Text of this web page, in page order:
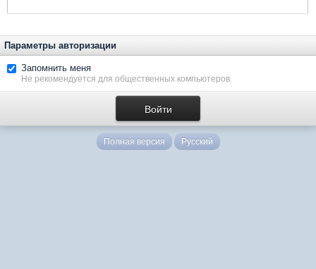
Параметры авторизации
Запомнить меня
Не рекомендуется для общественных компьютеров.
Полная версия Русский